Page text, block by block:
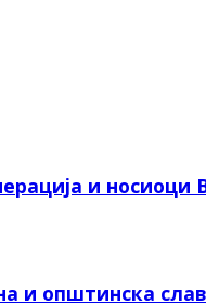
и носиоци
и општинска